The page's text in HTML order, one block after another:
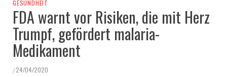
GESUNDHEIT
FDA warnt vor Risiken, die mit Herz
Trumpf, gefördert malaria-
Medikament
/ 24/04/2020